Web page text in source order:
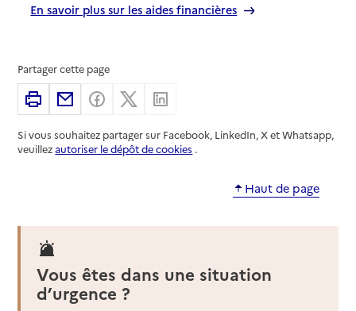
En savoir plus sur les aides financières
Partager cette page
ImprimerPartager par email
Partager sur Facebook
Partager sur X
Si vous souhaitez partager sur Facebook, LinkedIn, X et Whatsapp,
veuillezautoriser le dépôt de cookies .
Haut de page
Vous êtes dans une situation
d’urgence ?